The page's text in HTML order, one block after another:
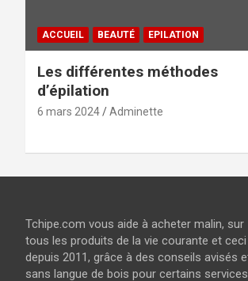
ACCUEIL BEAUTÉ EPILATION
Les différentes méthodes
d’épilation
6 mars 2024 Adminette
Tchipe.com vous aide à acheter malin, sur
tous les produits de la vie courante et ceci
depuis 2011, grâce à des conseils avisés
sans langue de bois pour certains services